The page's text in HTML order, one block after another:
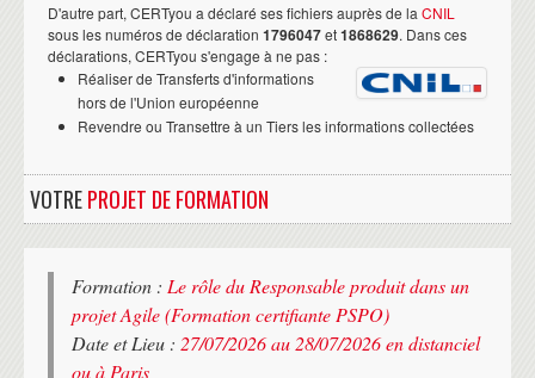
D'autre part, CERTyou a déclaré ses fichiers auprès de la CNIL
sous les numéros de déclaration 1796047et1868629. Dans ces
déclarations, CERTyou s'engage à ne pas :
Réaliser de Transferts d'informations
hors de l'Union européenne
Revendre ou Transettre à un Tiers les informations collectées
VOTREPROJET DE FORMATION
Formation : Le rôle du Responsable produit dans un
projet Agile (Formation certifiante PSPO)
Date et Lieu : 27/07/2026 au 28/07/2026 en distanciel
ou à Paris